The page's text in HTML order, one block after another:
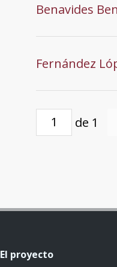
Benavides
Fernández
de 1
El proyecto